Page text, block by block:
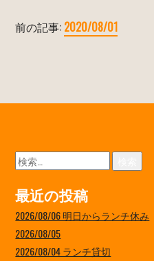
前の記事: 2020/08/01
検
索:
最近の投稿
2026/08/06 明日からランチ休み
2026/08/05
2026/08/04 ランチ貸切